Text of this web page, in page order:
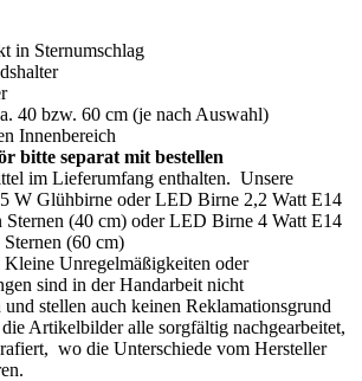
in Sternumschlag
40 bzw. 60 cm (je nach Auswahl)
Innenbereich
bitte separat mit bestellen
im Lieferumfang enthalten. Unsere
W Glühbirne oder LED Birne 2,2 Watt E14
Sternen (40 cm) oder LED Birne 4 Watt E14
(60 cm)
Kleine Unregelmäßigkeiten oder
sind in der Handarbeit nicht
und stellen auch keinen Reklamationsgrund
Artikelbilder alle sorgfältig nachgearbeitet,
wo die Unterschiede vom Hersteller